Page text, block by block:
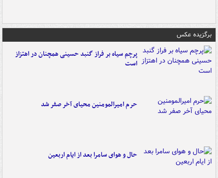
برگزیده عکس
پرچم سیاه بر فراز گنبد حسینی همچنان در اهتزاز
است
حرم امیرالمومنین محیای آخر صفر شد
حال و هوای سامرا بعد از ایام اربعین